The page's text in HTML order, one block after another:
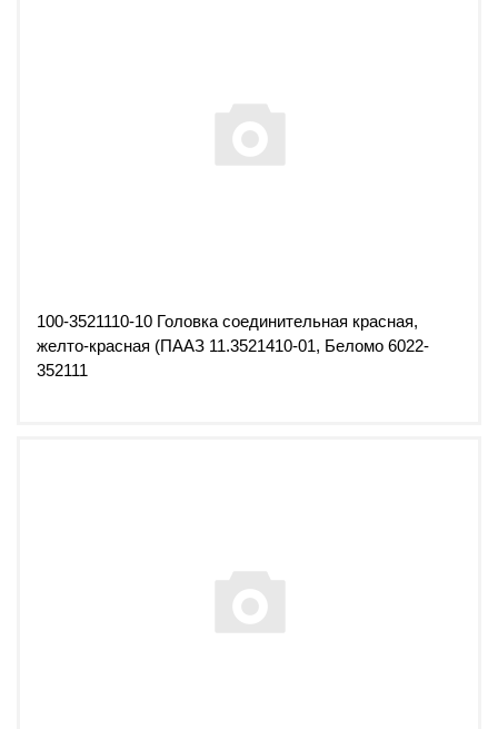
100-3521110-10 Головка соединительная красная,
желто-красная (ПААЗ 11.3521410-01, Беломо 6022-
352111